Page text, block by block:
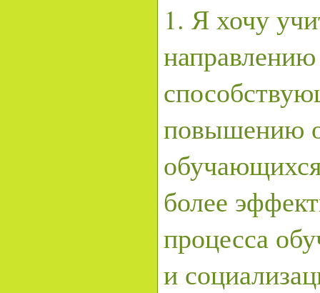
1. Я хочу
повышению
более
процесса
и